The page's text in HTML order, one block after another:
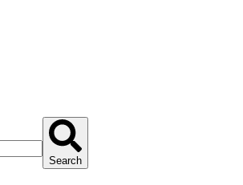
Search